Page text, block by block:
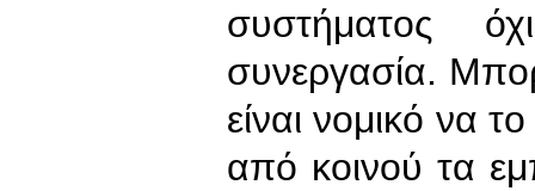
συστήματος
συνεργασία.
είναι νομικό να
από κοινού τα